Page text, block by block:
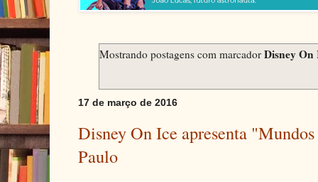
Mostrando postagens com marcadorDisney On
17 de março de 2016
Disney On Ice apresenta
Paulo